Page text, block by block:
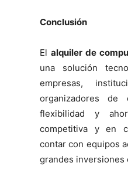
Conclusión
El alquiler de
una solución
empresas,
organizadores de
flexibilidad y
competitiva y en
contar con equipos
grandes inversiones